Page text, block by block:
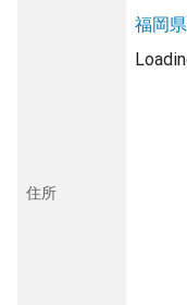
住所
福岡県